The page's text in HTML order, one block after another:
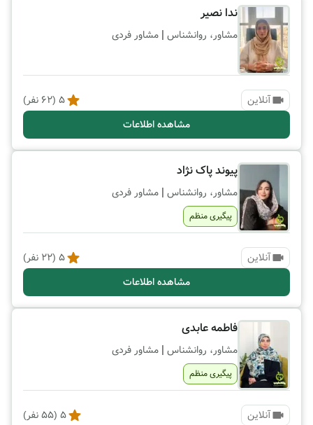
ندا نصیر
مشاور، روانشناس | مشاور فردی
آنلاین 5
(
62 نفر)
مشاهده اطلاعات
پیوند پاک نژاد
مشاور، روانشناس | مشاور فردی
پیگیری منظم
آنلاین 5
(
22 نفر)
مشاهده اطلاعات
فاطمه عابدی
مشاور، روانشناس | مشاور فردی
پیگیری منظم
آنلاین 5
(
55نفر)